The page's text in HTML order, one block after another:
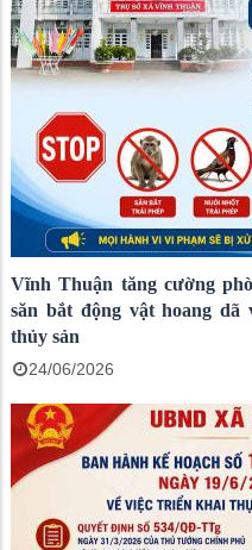
Vĩnh Thuận tăng cường
săn bắt động vật hoang
thủy sản
24/06/2026